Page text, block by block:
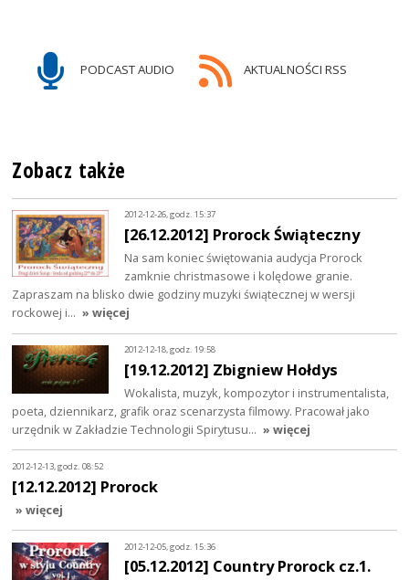
PODCAST AUDIO AKTUALNOŚCI RSS
Zobacz także
2012-12-26, godz. 15:37
[26.12.2012] Prorock Świąteczny
Na sam koniec świętowania audycja Prorock
zamknie christmasowe i kolędowe granie.
Zapraszam na blisko dwie godziny muzyki świątecznej w wersji
rockowej i… » więcej
2012-12-18, godz. 19:58
[19.12.2012] Zbigniew Hołdys
Wokalista, muzyk, kompozytor i instrumentalista,
poeta, dziennikarz, grafik oraz scenarzysta filmowy. Pracował jako
urzędnik w Zakładzie Technologii Spirytusu… » więcej
2012-12-13, godz. 08:52
[12.12.2012] Prorock
» więcej
2012-12-05, godz. 15:36
[05.12.2012] Country Prorock cz.1.